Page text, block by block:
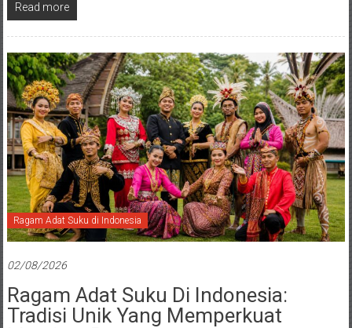
Read more
Ragam Adat Suku di Indonesia
02/08/2026
Ragam Adat Suku Di Indonesia:
Tradisi Unik Yang Memperkuat